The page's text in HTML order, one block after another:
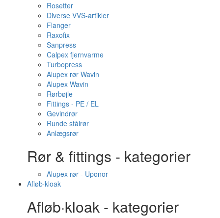
Rosetter
Diverse VVS-artikler
Flanger
Raxofix
Sanpress
Calpex fjernvarme
Turbopress
Alupex rør Wavin
Alupex Wavin
Rørbøjle
Fittings - PE / EL
Gevindrør
Runde stålrør
Anlægsrør
Rør & fittings - kategorier
Alupex rør - Uponor
Afløb·kloak
Afløb·kloak - kategorier